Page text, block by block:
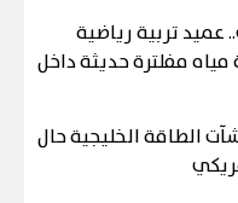
عميد تربية رياضية
مفلترة حديثة داخل
الطاقة الخليجية حال